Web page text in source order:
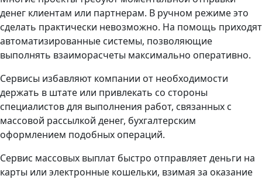
денег клиентам или партнерам. В ручном режиме это
сделать практически невозможно. На помощь приходят
автоматизированные системы, позволяющие
выполнять взаиморасчеты максимально оперативно.
Сервисы избавляют компании от необходимости
держать в штате или привлекать со стороны
специалистов для выполнения работ, связанных с
массовой рассылкой денег, бухгалтерским
оформлением подобных операций.
Сервис массовых выплат быстро отправляет деньги на
карты или электронные кошельки, взимая за оказание